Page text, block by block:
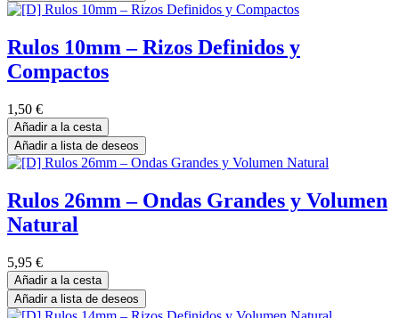
Rulos 10mm – Rizos Definidos y
Compactos
1,50 €
Añadir a la cesta
Añadir a lista de deseos
Rulos 26mm – Ondas Grandes y Volumen
Natural
5,95 €
Añadir a la cesta
Añadir a lista de deseos